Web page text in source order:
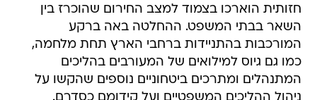
חזותית הוארכו בצמוד למצב החירום שהוכרז בין
השאר בבתי המשפט. ההחלטה באה ברקע
המורכבות בהתניידות ברחבי הארץ תחת מלחמה,
כמו גם גיוס למילואים של המעורבים בהליכים
המתנהלים ומתרכים ביטחוניים נוספים שהקשו על